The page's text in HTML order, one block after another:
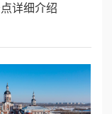
详细介绍